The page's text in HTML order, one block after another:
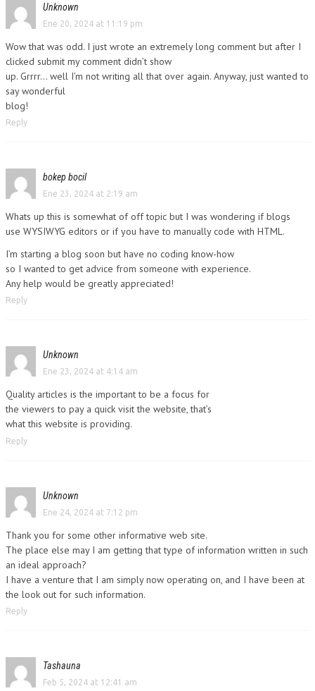
Unknown
Ene 20, 2024 at 11:19 pm
Wow that was odd. I just wrote an extremely long comment but after I
clicked submit my comment didn’t show
up. Grrrr… well I’m not writing all that over again. Anyway, just wanted to
say wonderful
blog!
Reply
bokep bocil
Ene 23, 2024 at 2:19 am
Whats up this is somewhat of off topic but I was wondering if blogs
use WYSIWYG editors or if you have to manually code with HTML.
I’m starting a blog soon but have no coding know-how
so I wanted to get advice from someone with experience.
Any help would be greatly appreciated!
Reply
Unknown
Ene 23, 2024 at 4:14 am
Quality articles is the important to be a focus for
the viewers to pay a quick visit the website, that’s
what this website is providing.
Reply
Unknown
Ene 24, 2024 at 7:12 pm
Thank you for some other informative web site.
The place else may I am getting that type of information written in such
an ideal approach?
I have a venture that I am simply now operating on, and I have been at
the look out for such information.
Reply
Tashauna
Feb 5, 2024 at 12:41 am